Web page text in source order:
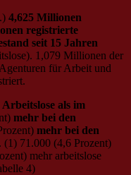
4,625 Millionen
registrierte
seit 15 Jahren
1,079 Millionen der
für Arbeit und
als im
mehr bei den
mehr bei den
(1) 71.000 (4,6 Prozent)
mehr arbeitslose
4)